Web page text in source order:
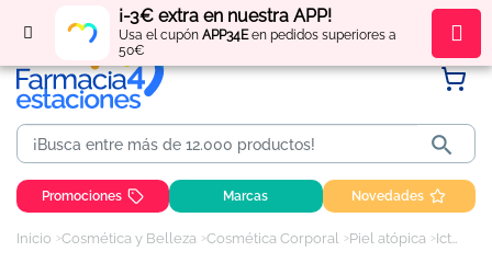
¡-3€ extra en nuestra APP!
Usa el cupón APP34Een pedidos superiores a
50€
Regístratey obténpuntos por tus compras

Promociones Marcas Novedades
Inicio Cosmética y Belleza Cosmética Corporal Piel atópica Ictyane Crema Ducray, 200 ml